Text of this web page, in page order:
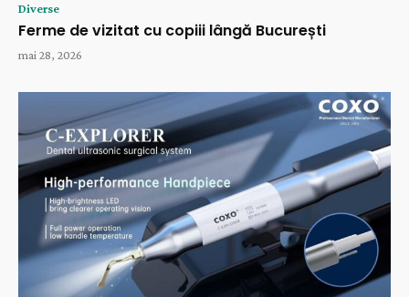
Diverse
Ferme de vizitat cu copiii lângă București
mai 28, 2026